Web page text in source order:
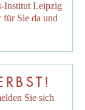
Institut Leipzig
für Sie da und
Sie sich